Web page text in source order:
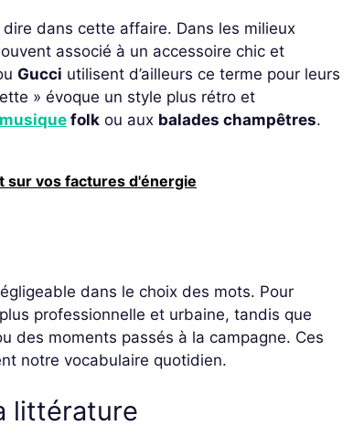
dans cette affaire. Dans les milieux
associé à un accessoire chic et
Gucci utilisent d’ailleurs ce terme pour leurs
» évoque un style plus rétro et
folk ou aux balades champêtres.
sur vos factures d'énergie
dans le choix des mots. Pour
professionnelle et urbaine, tandis que
des moments passés à la campagne. Ces
notre vocabulaire quotidien.
littérature